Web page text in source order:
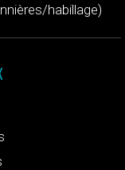
habillage)